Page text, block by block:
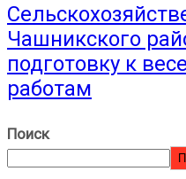
Чашникского
подготовку к
работам
Поиск